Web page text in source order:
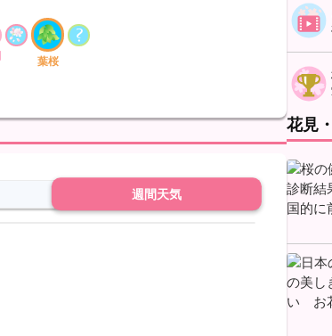
葉桜
週間天気
花見